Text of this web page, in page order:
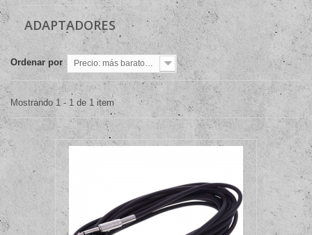
ADAPTADORES
Ordenar por
Mostrando 1 - 1 de 1 item